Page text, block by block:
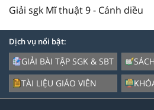
Giải sgk Mĩ thuật 9 - Cánh diều
Dịch vụ nổi bật:
GIẢI BÀI TẬP SGK & SBT
TÀI LIỆU GIÁO VIÊN
SÁCH